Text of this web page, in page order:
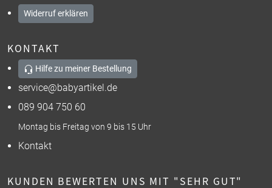
Widerruf erklären
KONTAKT
Hilfe zu meiner Bestellung
service@babyartikel.de
089 904 750 60
Montag bis Freitag von 9 bis 15 Uhr
Kontakt
KUNDEN BEWERTEN UNS MIT "SEHR GUT"